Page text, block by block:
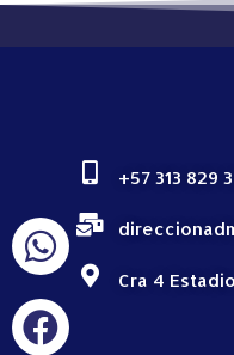
+57 313 829
Cra 4